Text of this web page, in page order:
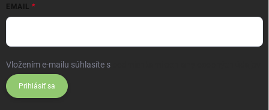
EMAIL
Vložením e-mailu súhlasíte s
Prihlásiť sa